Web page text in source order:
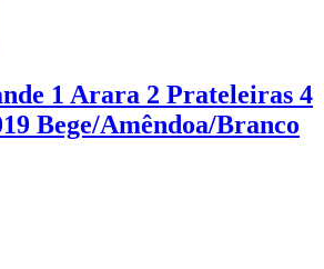
1 Arara 2 Prateleiras 4
Bege/Amêndoa/Branco